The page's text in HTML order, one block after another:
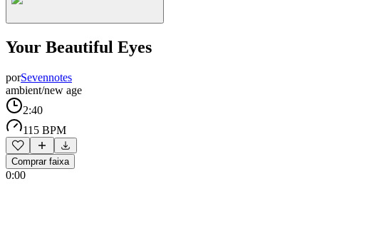
Your Beautiful Eyes
porSevennotes
ambient/new age
2:40
115 BPM
Comprar faixa
0:00